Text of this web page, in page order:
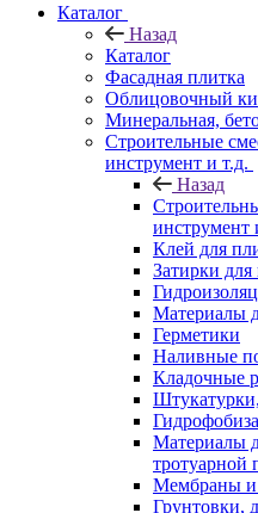
Каталог
Назад
Каталог
Фасадная плитка
Облицовочный
Минеральная,
Строительные
инструмент и т.д.
Назад
инструмент
Клей для
Затирки
Материалы
Герметики
Наливные
Кладочные
Материалы
тротуарной
Мембраны и
Грунтовки,